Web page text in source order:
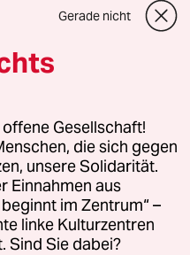
Gerade nicht
Gesellschaft!
die sich gegen
unsere Solidarität.
Einnahmen aus
im Zentrum“ –
linke Kulturzentren
Sind Sie dabei?